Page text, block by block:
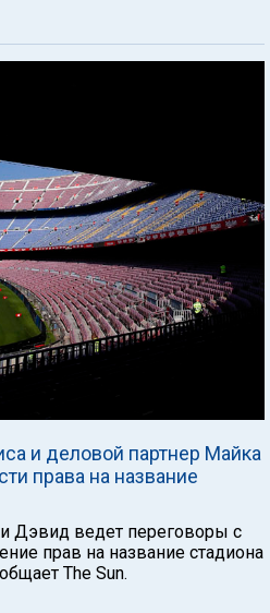
и деловой партнер Майка
права на название
Дэвид ведет переговоры с
прав на название стадиона
The Sun.